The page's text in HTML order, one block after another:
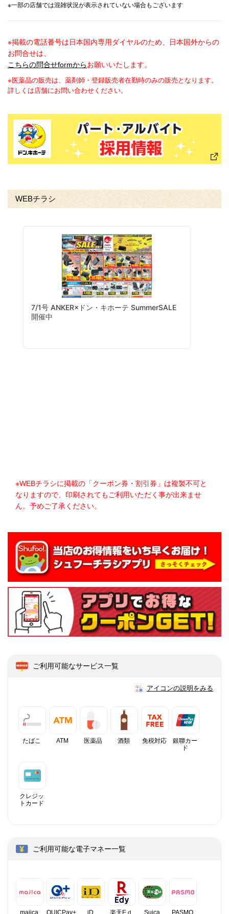
※一部の店舗では混雑状況が表示されていない場合もございます
※掲載の電話番号は日本国内専用ダイヤルのため、日本国外からの
お問合せは、
こちらの問合せformからお願いいたします。
※医薬品の販売は、薬剤師・登録販売者在勤時のみの販売となります。
詳しくは店舗にお問い合わせください。
WEBチラシ
※WEBチラシに掲載の「クーポン券・割引券」は複製不可と
なりますので、印刷されてもご利用いただく事が出来ませ
ん。予めご了承ください。
ご利用可能なサービス一覧
アイコンの説明をみる
たばこ ATM 医薬品 酒類 免税対応
銀聯カー
ド
クレジッ
トカード
ご利用可能な電子マネー一覧
majica QUICPay+ iD 楽天Eｄ Suica PASMO